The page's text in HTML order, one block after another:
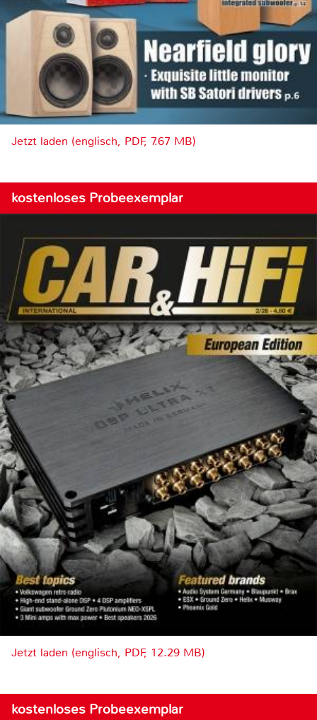
Jetzt laden (englisch, PDF, 7.67 MB)
kostenloses Probeexemplar
Jetzt laden (englisch, PDF, 12.29 MB)
kostenloses Probeexemplar